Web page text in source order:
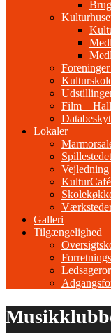
Film –
Lokaler
Spillestedet
Galleri
Tilgængelighed